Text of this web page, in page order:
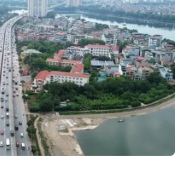
do Bộ Thông tin và Truyền thông
Thị Tám: 093.5958688, Email:
39411348, Fax: (024)